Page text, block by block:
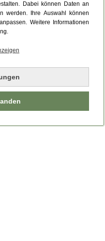
Dabei können Daten an
werden. Ihre Auswahl können
Weitere Informationen